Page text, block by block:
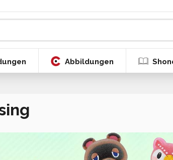
Abbildungen